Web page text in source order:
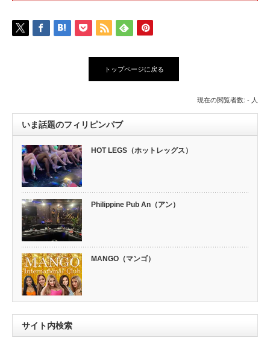
トップページに戻る
現在の閲覧者数: - 人
いま話題のフィリピンパブ
HOT LEGS（ホットレッグス）
Philippine Pub An（アン）
MANGO（マンゴ）
サイト内検索